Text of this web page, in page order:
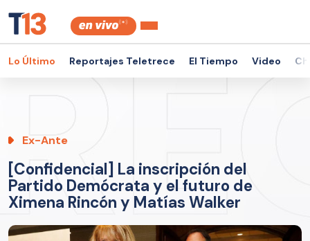
Lo Último Reportajes Teletrece El Tiempo Video
Ex-Ante
[Confidencial] La inscripción del
Partido Demócrata y el futuro de
Ximena Rincón y Matías Walker